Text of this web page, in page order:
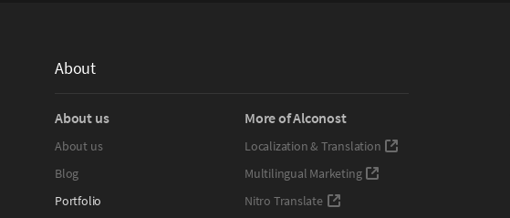
About
About us
About us
Blog
Portfolio
More of Alconost
Localization & Translation
Multilingual Marketing
Nitro Translate